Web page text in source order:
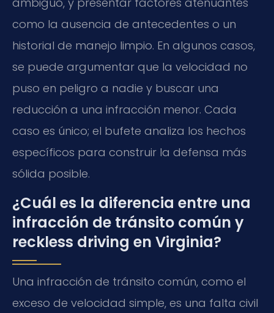
como la ausencia de antecedentes o un
historial de manejo limpio. En algunos casos,
se puede argumentar que la velocidad no
puso en peligro a nadie y buscar una
reducción a una infracción menor. Cada
caso es único; el bufete analiza los hechos
específicos para construir la defensa más
sólida posible.
¿Cuál es la diferencia entre una
infracción de tránsito común y
reckless driving en Virginia?
Una infracción de tránsito común, como el
exceso de velocidad simple, es una falta civil